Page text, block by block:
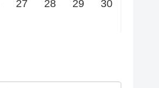
27 28 29
30